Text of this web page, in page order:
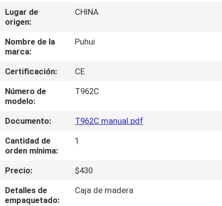
SOBRE
NOSOTROS
VISITA
A
LA
FÁBRICA
CONTROL
DE
CALIDAD
Lugar de
origen:
CHINA
Nombre de la
marca:
Puhui
Certificación:
CE
Número de
modelo:
T962C
Documento:
T962C manual.pdf
Cantidad de
orden mínima:
1
Precio:
$430
Detalles de
empaquetado:
Caja de madera